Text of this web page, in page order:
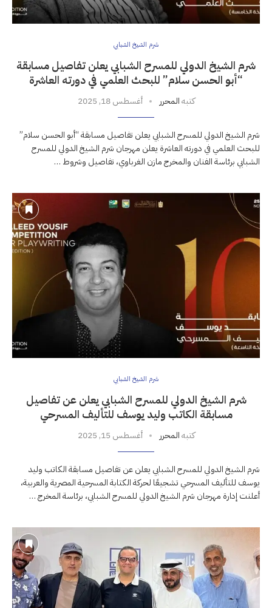
شرم الشيخ الشبابي
شرم الشيخ الدولي للمسرح الشبابي يعلن تفاصيل مسابقة
“أبو الحسن سلام” للبحث العلمي في دورته العاشرة
كتبهالمحرر أغسطس 18, 2025
شرم الشيخ الدولي للمسرح الشبابي يعلن تفاصيل مسابقة “أبو الحسن سلام”
للبحث العلمي في دورته العاشرة يعلن مهرجان شرم الشيخ الدولي للمسرح
الشبابي برئاسة الفنان والمخرج مازن الغرباوي، تفاصيل وشروط …
شرم الشيخ الشبابي
شرم الشيخ الدولي للمسرح الشبابي يعلن عن تفاصيل
مسابقة الكاتب وليد يوسف للتأليف المسرحي
كتبهالمحرر أغسطس 15, 2025
شرم الشيخ الدولي للمسرح الشبابي يعلن عن تفاصيل مسابقة الكاتب وليد
يوسف للتأليف المسرحي تشجيعًا لحركة الكتابة المسرحية المصرية والعربية،
أعلنت إدارة مهرجان شرم الشيخ الدولي للمسرح الشبابي، برئاسة المخرج …